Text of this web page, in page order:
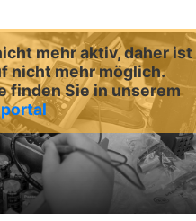
mehr aktiv, daher ist
nicht mehr möglich.
finden Sie in unserem